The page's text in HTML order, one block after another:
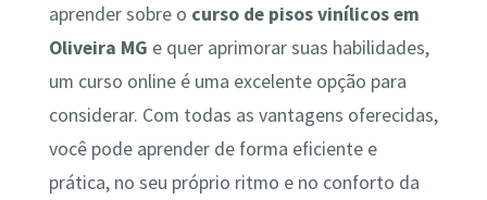
aprender sobre o curso de pisos vinílicos em
Oliveira MG e quer aprimorar suas habilidades,
um curso online é uma excelente opção para
considerar. Com todas as vantagens oferecidas,
você pode aprender de forma eficiente e
prática, no seu próprio ritmo e no conforto da